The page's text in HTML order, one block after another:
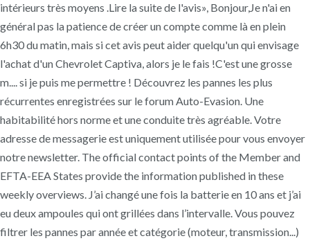
intérieurs très moyens .Lire la suite de l'avis», Bonjour,Je n'ai en
général pas la patience de créer un compte comme là en plein
6h30 du matin, mais si cet avis peut aider quelqu'un qui envisage
l'achat d'un Chevrolet Captiva, alors je le fais !C'est une grosse
m.... si je puis me permettre ! Découvrez les pannes les plus
récurrentes enregistrées sur le forum Auto-Evasion. Une
habitabilité hors norme et une conduite très agréable. Votre
adresse de messagerie est uniquement utilisée pour vous envoyer
notre newsletter. The official contact points of the Member and
EFTA-EEA States provide the information published in these
weekly overviews. J’ai changé une fois la batterie en 10 ans et j’ai
eu deux ampoules qui ont grillées dans l’intervalle. Vous pouvez
filtrer les pannes par année et catégorie (moteur, transmission...)